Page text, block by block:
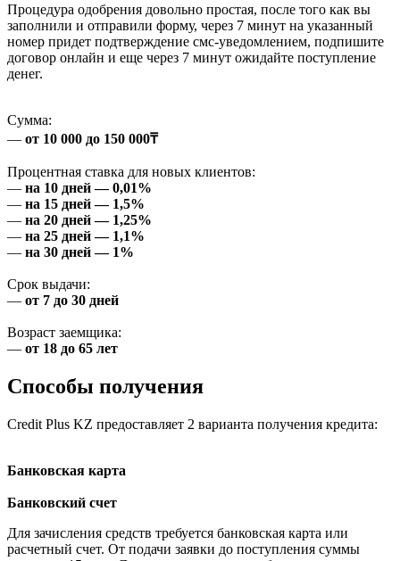
Процедура одобрения довольно простая, после того как вы
заполнили и отправили форму, через 7 минут на указанный
номер придет подтверждение смс-уведомлением, подпишите
договор онлайн и еще через 7 минут ожидайте поступление
денег.
Сумма:
— от 10 000 до 150 000₸
Процентная ставка для новых клиентов:
— на 10 дней — 0,01%
— на 15 дней — 1,5%
— на 20 дней — 1,25%
— на 25 дней — 1,1%
— на 30 дней — 1%
Срок выдачи:
— от 7 до 30 дней
Возраст заемщика:
— от 18 до 65 лет
Способы получения
Credit Plus KZ предоставляет 2 варианта получения кредита:
Банковская карта
Банковский счет
Для зачисления средств требуется банковская карта или
расчетный счет. От подачи заявки до поступления суммы